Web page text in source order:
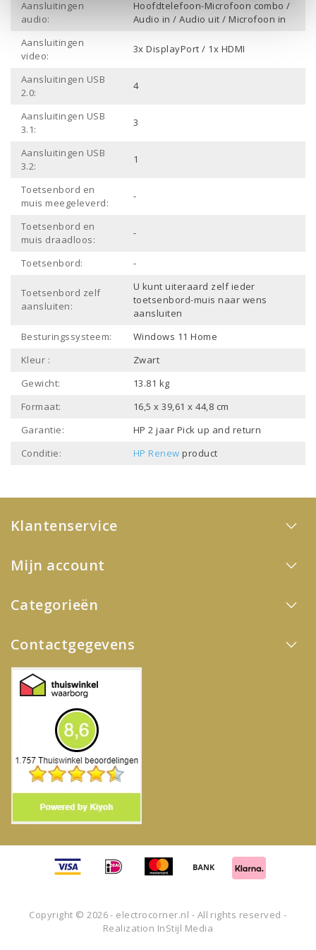
Aansluitingen
audio:
Hoofdtelefoon-Microfoon combo /
Audio in / Audio uit / Microfoon in
Aansluitingen
video:
3x DisplayPort / 1x HDMI
Aansluitingen USB
2.0:
4
Aansluitingen USB
3.1:
3
Aansluitingen USB
3.2:
1
Toetsenbord en
muis meegeleverd:
-
Toetsenbord en
muis draadloos:
-
Toetsenbord: -
Toetsenbord zelf
aansluiten:
U kunt uiteraard zelf ieder
toetsenbord-muis naar wens
aansluiten
Besturingssysteem:
Windows 11 Home
Kleur :
Zwart
Gewicht:
13.81 kg
Formaat:
16,5 x 39,61 x 44,8 cm
Garantie:
HP 2 jaar Pick up and return
Conditie:
HP Renew product
Klantenservice
Mijn account
Categorieën
Contactgegevens
Copyright © 2026 - electrocorner.nl - All rights reserved -
Realization InStijl Media